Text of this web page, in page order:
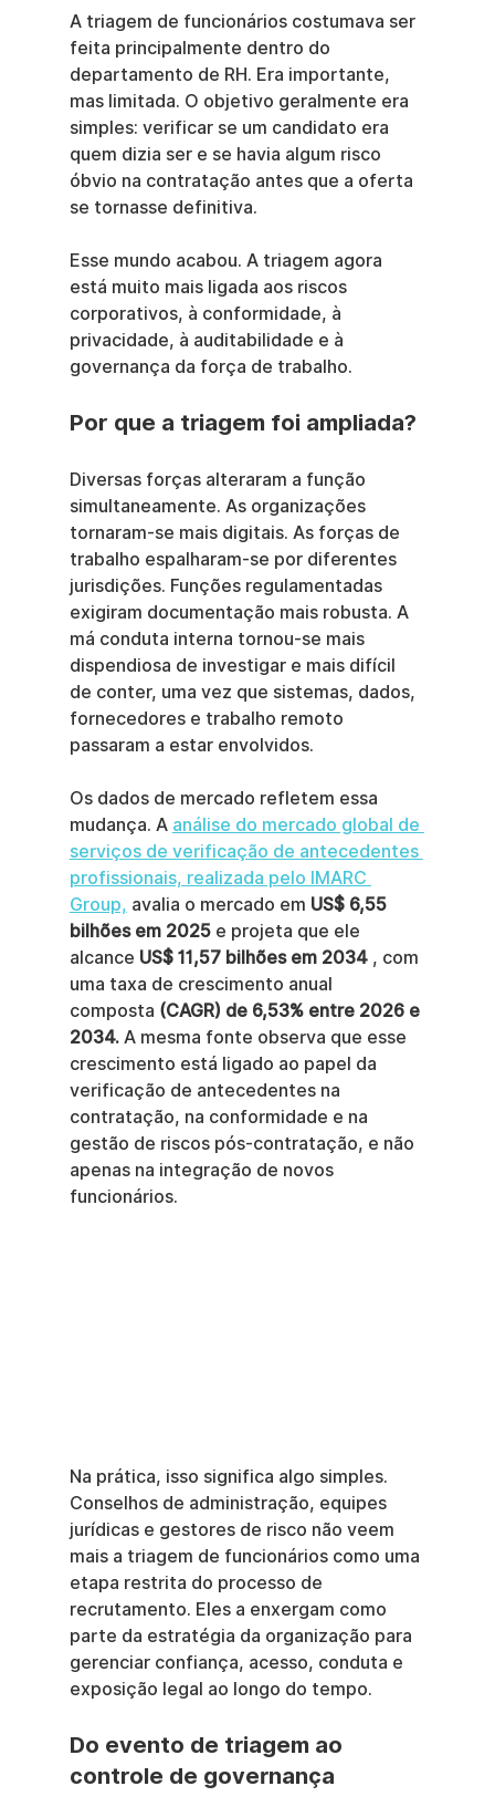
A triagem de funcionários costumava ser
feita principalmente dentro do
departamento de RH. Era importante,
mas limitada. O objetivo geralmente era
simples: verificar se um candidato era
quem dizia ser e se havia algum risco
óbvio na contratação antes que a oferta
se tornasse definitiva.
Esse mundo acabou. A triagem agora
está muito mais ligada aos riscos
corporativos, à conformidade, à
privacidade, à auditabilidade e à
governança da força de trabalho.
Por que a triagem foi ampliada?
Diversas forças alteraram a função
simultaneamente. As organizações
tornaram-se mais digitais. As forças de
trabalho espalharam-se por diferentes
jurisdições. Funções regulamentadas
exigiram documentação mais robusta. A
má conduta interna tornou-se mais
dispendiosa de investigar e mais difícil
de conter, uma vez que sistemas, dados,
fornecedores e trabalho remoto
passaram a estar envolvidos.
Os dados de mercado refletem essa
mudança. A análise do mercado global de
serviços de verificação de antecedentes
profissionais, realizada pelo IMARC
Group, avalia o mercado em US$ 6,55
bilhões em 2025 e projeta que ele
alcance US$ 11,57 bilhões em 2034 , com
uma taxa de crescimento anual
composta (CAGR) de 6,53% entre 2026 e
2034. A mesma fonte observa que esse
crescimento está ligado ao papel da
verificação de antecedentes na
contratação, na conformidade e na
gestão de riscos pós-contratação, e não
apenas na integração de novos
funcionários.
Na prática, isso significa algo simples.
Conselhos de administração, equipes
jurídicas e gestores de risco não veem
mais a triagem de funcionários como uma
etapa restrita do processo de
recrutamento. Eles a enxergam como
parte da estratégia da organização para
gerenciar confiança, acesso, conduta e
exposição legal ao longo do tempo.
Do evento de triagem ao
controle de governança